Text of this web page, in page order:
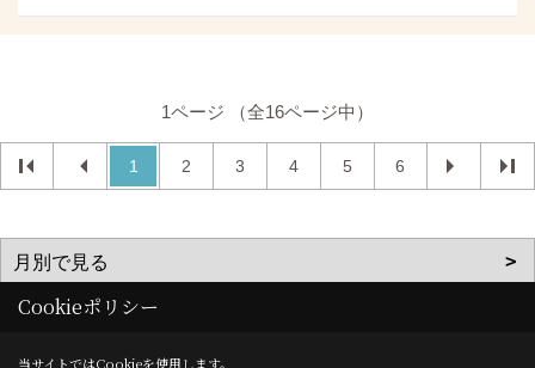
1ページ （全16ページ中）
1 2 3 4 5 6
Cookieポリシー
当サイトではCookieを使用します。